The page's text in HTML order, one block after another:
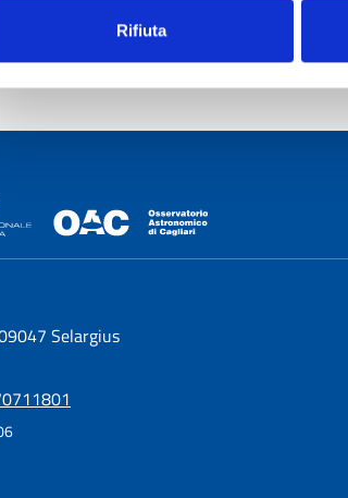
Rifiuta
Spectral-line
Astronomico Cagliari
Cagliari
Selargius